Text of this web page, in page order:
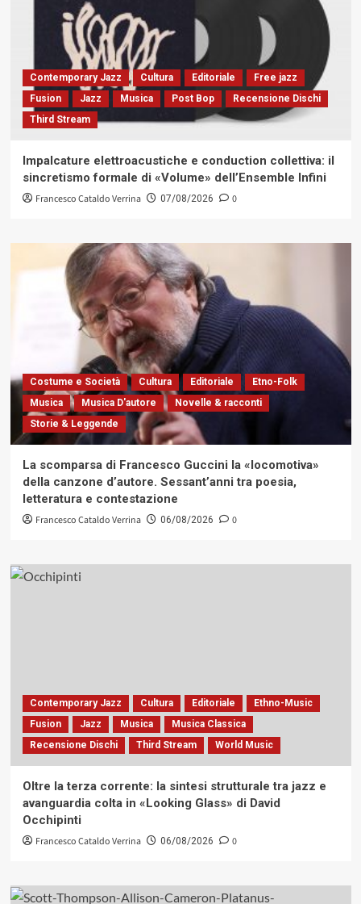
Contemporary Jazz Cultura Editoriale
Free jazz
Fusion
Jazz Musica Post Bop
Recensione Dischi
Third Stream
Impalcature elettroacustiche e conduction collettiva: il
sincretismo formale di «Volume» dell’Ensemble Infini
Francesco Cataldo Verrina 07/08/2026 0
Costume e Società Cultura Editoriale
Etno-Folk
Musica
Musica D'autore
Novelle & racconti
Storie & Leggende
La scomparsa di Francesco Guccini la «locomotiva»
della canzone d’autore. Sessant’anni tra poesia,
letteratura e contestazione
Francesco Cataldo Verrina 06/08/2026 0
Contemporary Jazz Cultura Editoriale
Ethno-Music
Fusion
Jazz Musica
Musica Classica
Recensione Dischi
Third Stream World Music
Oltre la terza corrente: la sintesi strutturale tra jazz e
avanguardia colta in «Looking Glass» di David
Occhipinti
Francesco Cataldo Verrina 06/08/2026 0